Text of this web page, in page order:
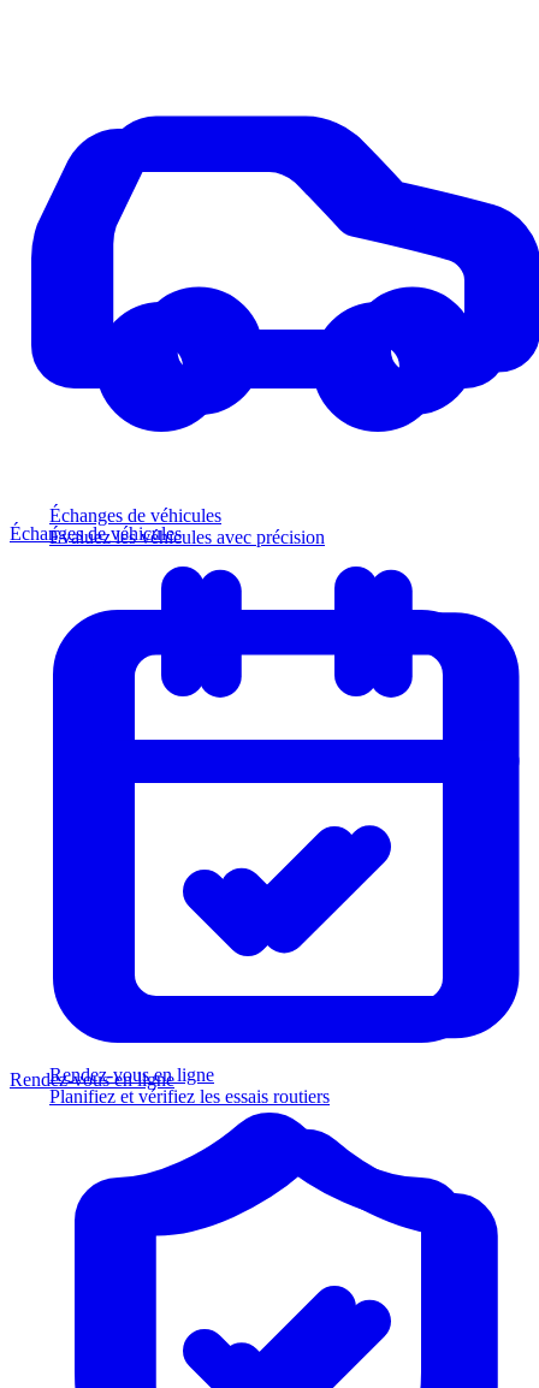
Échanges de véhicules
Évaluez les véhicules avec précision
Rendez-vous en ligne
Planifiez et vérifiez les essais routiers
Échanges de véhicules
Rendez-vous en ligne